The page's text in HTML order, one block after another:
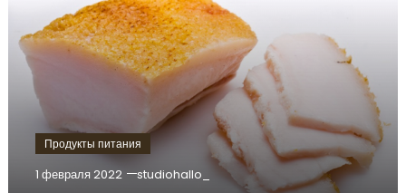
Продукты питания
1 февраля 2022 studiohallo_